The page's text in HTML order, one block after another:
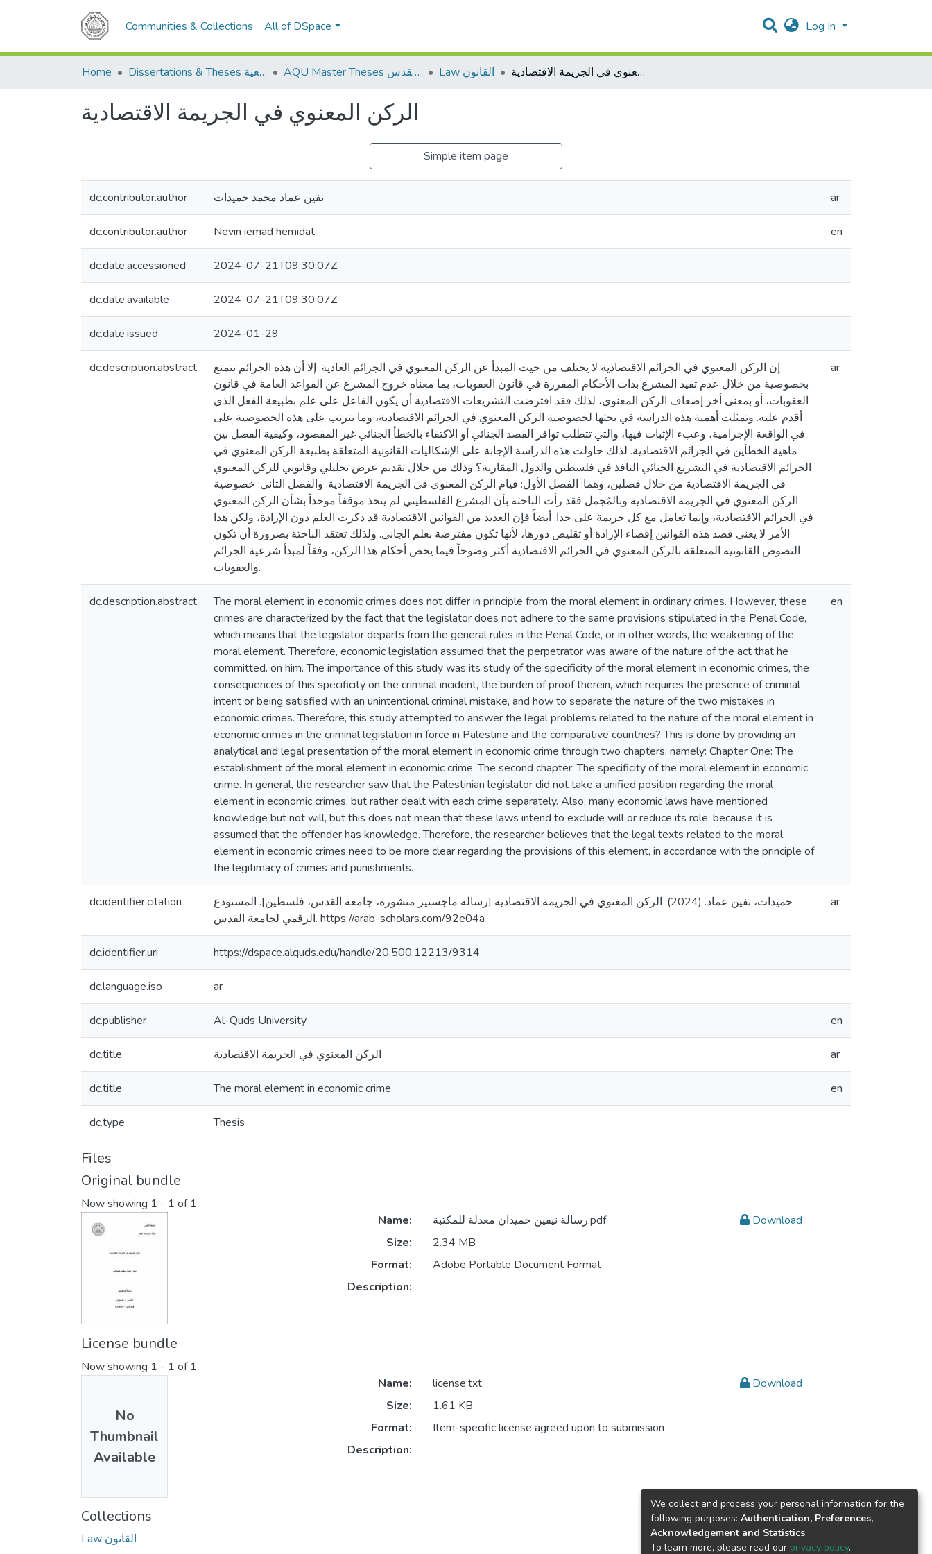
Communities & Collections All of DSpace Log In
Home Dissertations & Theses الرسائل الجامعية AQU Master Theses الرسائل الجامعية الخاصة بجامعة القدس Law القانون الركن المعنوي في الجريمة الاقتصادية
الركن المعنوي في الجريمة الاقتصادية
Simple item page
dc.contributor.author نفين عماد محمد حميدات ar
dc.contributor.author Nevin iemad hemidat en
dc.date.accessioned 2024-07-21T09:30:07Z
dc.date.available 2024-07-21T09:30:07Z
dc.date.issued 2024-01-29
dc.description.abstract
إن الركن المعنوي في الجرائم الاقتصادية لا يختلف من حيث المبدأ عن الركن المعنوي في الجرائم العادية. إلا أن هذه الجرائم تتمتع
بخصوصية من خلال عدم تقيد المشرع بذات الأحكام المقررة في قانون العقوبات، بما معناه خروج المشرع عن القواعد العامة في قانون
العقوبات، أو بمعنى أخر إضعاف الركن المعنوي، لذلك فقد افترضت التشريعات الاقتصادية أن يكون الفاعل على علم بطبيعة الفعل الذي
أقدم عليه. وتمثلت أهمية هذه الدراسة في بحثها لخصوصية الركن المعنوي في الجرائم الاقتصادية، وما يترتب على هذه الخصوصية على
في الواقعة الإجرامية، وعبء الإثبات فيها، والتي تتطلب توافر القصد الجنائي أو الاكتفاء بالخطأ الجنائي غير المقصود، وكيفية الفصل بين
ماهية الخطأين في الجرائم الاقتصادية. لذلك حاولت هذه الدراسة الإجابة على الإشكاليات القانونية المتعلقة بطبيعة الركن المعنوي في
الجرائم الاقتصادية في التشريع الجنائي النافذ في فلسطين والدول المقارنة؟ وذلك من خلال تقديم عرض تحليلي وقانوني للركن المعنوي
في الجريمة الاقتصادية من خلال فصلين، وهما: الفصل الأول: قيام الركن المعنوي في الجريمة الاقتصادية. والفصل الثاني: خصوصية
الركن المعنوي في الجريمة الاقتصادية وبالمُجمل فقد رأت الباحثة بأن المشرع الفلسطيني لم يتخذ موقفاً موحداً بشأن الركن المعنوي
في الجرائم الاقتصادية، وإنما تعامل مع كل جريمة على حدا. أيضاً فإن العديد من القوانين الاقتصادية قد ذكرت العلم دون الإرادة، ولكن هذا
الأمر لا يعني قصد هذه القوانين إقصاء الإرادة أو تقليص دورها، لأنها تكون مفترضة بعلم الجاني. ولذلك تعتقد الباحثة بضرورة أن تكون
النصوص القانونية المتعلقة بالركن المعنوي في الجرائم الاقتصادية أكثر وضوحاً فيما يخص أحكام هذا الركن، وفقاً لمبدأ شرعية الجرائم
والعقوبات.
ar
dc.description.abstract
The moral element in economic crimes does not differ in principle from the moral element in ordinary crimes. However, these
crimes are characterized by the fact that the legislator does not adhere to the same provisions stipulated in the Penal Code,
which means that the legislator departs from the general rules in the Penal Code, or in other words, the weakening of the
moral element. Therefore, economic legislation assumed that the perpetrator was aware of the nature of the act that he
committed. on him. The importance of this study was its study of the specificity of the moral element in economic crimes, the
consequences of this specificity on the criminal incident, the burden of proof therein, which requires the presence of criminal
intent or being satisfied with an unintentional criminal mistake, and how to separate the nature of the two mistakes in
economic crimes. Therefore, this study attempted to answer the legal problems related to the nature of the moral element in
economic crimes in the criminal legislation in force in Palestine and the comparative countries? This is done by providing an
analytical and legal presentation of the moral element in economic crime through two chapters, namely: Chapter One: The
establishment of the moral element in economic crime. The second chapter: The specificity of the moral element in economic
crime. In general, the researcher saw that the Palestinian legislator did not take a unified position regarding the moral
element in economic crimes, but rather dealt with each crime separately. Also, many economic laws have mentioned
knowledge but not will, but this does not mean that these laws intend to exclude will or reduce its role, because it is
assumed that the offender has knowledge. Therefore, the researcher believes that the legal texts related to the moral
element in economic crimes need to be more clear regarding the provisions of this element, in accordance with the principle of
the legitimacy of crimes and punishments.
en
dc.identifier.citation
حميدات، نفين عماد. (2024). الركن المعنوي في الجريمة الاقتصادية [رسالة ماجستير منشورة، جامعة القدس، فلسطين]. المستودع
الرقمي لجامعة القدس. https://arab-scholars.com/92e04a
ar
dc.identifier.uri https://dspace.alquds.edu/handle/20.500.12213/9314
dc.language.iso ar
dc.publisher Al-Quds University en
dc.title الركن المعنوي في الجريمة الاقتصادية ar
dc.title The moral element in economic crime en
dc.type Thesis
Files
Original bundle
Now showing 1 - 1 of 1
Name:
رسالة نيفين حميدان معدلة للمكتبة.pdf
Size:
2.34 MB
Format:
Adobe Portable Document Format
Description:
Download
License bundle
Now showing 1 - 1 of 1
No
Thumbnail
Available
Name:
license.txt
Size:
1.61 KB
Format:
Item-specific license agreed upon to submission
Description:
Download
Collections
Law القانون
We collect and process your personal information for the
following purposes: Authentication, Preferences,
Acknowledgement and Statistics.
To learn more, please read our privacy policy.